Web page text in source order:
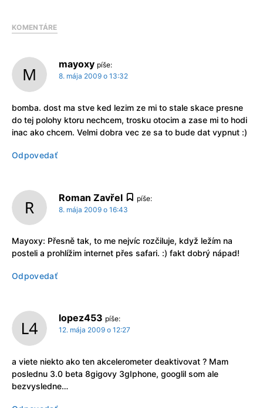
KOMENTÁRE
mayoxy píše:
8. mája 2009 o 13:32
bomba. dost ma stve ked lezim ze mi to stale skace presne
do tej polohy ktoru nechcem, trosku otocim a zase mi to hodi
inac ako chcem. Velmi dobra vec ze sa to bude dat vypnut :)
Odpovedať
Roman Zavřel
píše:
8. mája 2009 o 16:43
Mayoxy: Přesně tak, to me nejvíc rozčiluje, když ležím na
posteli a prohlížim internet přes safari. :) fakt dobrý nápad!
Odpovedať
lopez453 píše:
12. mája 2009 o 12:27
a viete niekto ako ten akcelerometer deaktivovat ? Mam
poslednu 3.0 beta 8gigovy 3gIphone, googlil som ale
bezvysledne…